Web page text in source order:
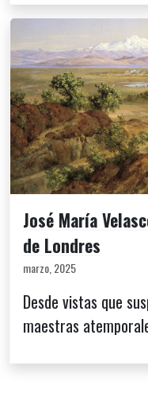
José María
de Londres
marzo, 2025
Desde vistas que
maestras